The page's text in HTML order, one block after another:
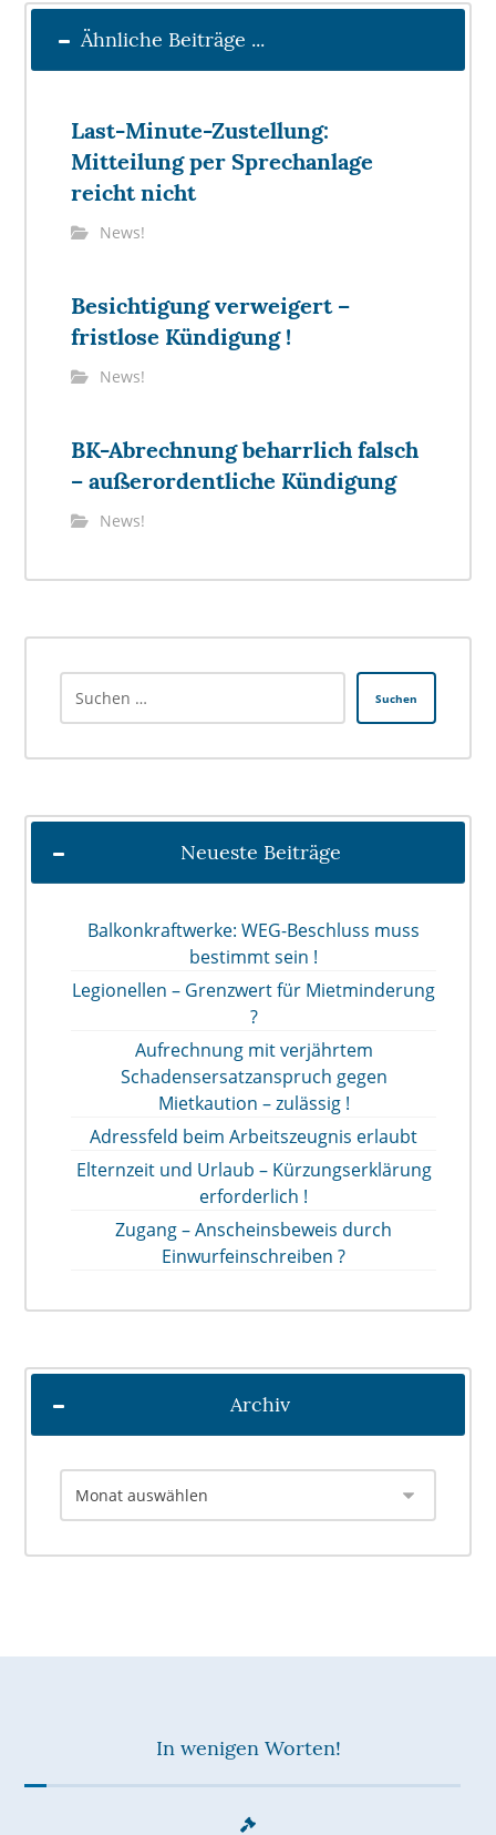
Ähnliche Beiträge ...
Last-Minute-Zustellung:
Mitteilung per Sprechanlage
reicht nicht
News!
Besichtigung verweigert –
fristlose Kündigung !
News!
BK-Abrechnung beharrlich falsch
– außerordentliche Kündigung
News!
Suchen
Neueste Beiträge
Balkonkraftwerke: WEG-Beschluss muss
bestimmt sein !
Legionellen – Grenzwert für Mietminderung
?
Aufrechnung mit verjährtem
Schadensersatzanspruch gegen
Mietkaution – zulässig !
Adressfeld beim Arbeitszeugnis erlaubt
Elternzeit und Urlaub – Kürzungserklärung
erforderlich !
Zugang – Anscheinsbeweis durch
Einwurfeinschreiben ?
Archiv
In wenigen Worten!